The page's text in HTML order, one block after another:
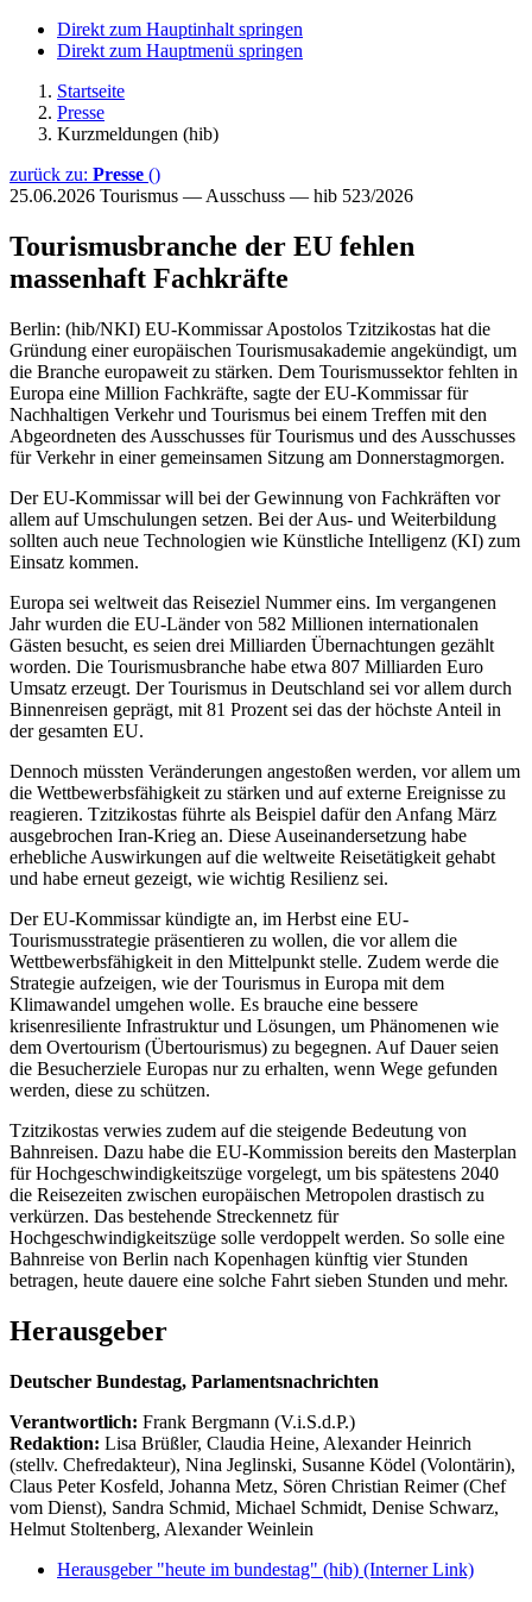
Direkt zum Hauptinhalt springen
Direkt zum Hauptmenü springen
Startseite
Presse
Kurzmeldungen (hib)
zurück zu: Presse ()
25.06.2026 Tourismus — Ausschuss — hib 523/2026
Tourismusbranche der EU fehlen
massenhaft Fachkräfte
Berlin: (hib/NKI) EU-Kommissar Apostolos Tzitzikostas hat die
Gründung einer europäischen Tourismusakademie angekündigt, um
die Branche europaweit zu stärken. Dem Tourismussektor fehlten in
Europa eine Million Fachkräfte, sagte der EU-Kommissar für
Nachhaltigen Verkehr und Tourismus bei einem Treffen mit den
Abgeordneten des Ausschusses für Tourismus und des Ausschusses
für Verkehr in einer gemeinsamen Sitzung am Donnerstagmorgen.
Der EU-Kommissar will bei der Gewinnung von Fachkräften vor
allem auf Umschulungen setzen. Bei der Aus- und Weiterbildung
sollten auch neue Technologien wie Künstliche Intelligenz (KI) zum
Einsatz kommen.
Europa sei weltweit das Reiseziel Nummer eins. Im vergangenen
Jahr wurden die EU-Länder von 582 Millionen internationalen
Gästen besucht, es seien drei Milliarden Übernachtungen gezählt
worden. Die Tourismusbranche habe etwa 807 Milliarden Euro
Umsatz erzeugt. Der Tourismus in Deutschland sei vor allem durch
Binnenreisen geprägt, mit 81 Prozent sei das der höchste Anteil in
der gesamten EU.
Dennoch müssten Veränderungen angestoßen werden, vor allem um
die Wettbewerbsfähigkeit zu stärken und auf externe Ereignisse zu
reagieren. Tzitzikostas führte als Beispiel dafür den Anfang März
ausgebrochen Iran-Krieg an. Diese Auseinandersetzung habe
erhebliche Auswirkungen auf die weltweite Reisetätigkeit gehabt
und habe erneut gezeigt, wie wichtig Resilienz sei.
Der EU-Kommissar kündigte an, im Herbst eine EU-
Tourismusstrategie präsentieren zu wollen, die vor allem die
Wettbewerbsfähigkeit in den Mittelpunkt stelle. Zudem werde die
Strategie aufzeigen, wie der Tourismus in Europa mit dem
Klimawandel umgehen wolle. Es brauche eine bessere
krisenresiliente Infrastruktur und Lösungen, um Phänomenen wie
dem Overtourism (Übertourismus) zu begegnen. Auf Dauer seien
die Besucherziele Europas nur zu erhalten, wenn Wege gefunden
werden, diese zu schützen.
Tzitzikostas verwies zudem auf die steigende Bedeutung von
Bahnreisen. Dazu habe die EU-Kommission bereits den Masterplan
für Hochgeschwindigkeitszüge vorgelegt, um bis spätestens 2040
die Reisezeiten zwischen europäischen Metropolen drastisch zu
verkürzen. Das bestehende Streckennetz für
Hochgeschwindigkeitszüge solle verdoppelt werden. So solle eine
Bahnreise von Berlin nach Kopenhagen künftig vier Stunden
betragen, heute dauere eine solche Fahrt sieben Stunden und mehr.
Herausgeber
Deutscher Bundestag, Parlamentsnachrichten
Verantwortlich: Frank Bergmann (V.i.S.d.P.)
Redaktion: Lisa Brüßler, Claudia Heine, Alexander Heinrich
(stellv. Chefredakteur), Nina Jeglinski, Susanne Ködel (Volontärin),
Claus Peter Kosfeld, Johanna Metz, Sören Christian Reimer (Chef
vom Dienst), Sandra Schmid, Michael Schmidt, Denise Schwarz,
Helmut Stoltenberg, Alexander Weinlein
Herausgeber "heute im bundestag" (hib) (Interner Link)